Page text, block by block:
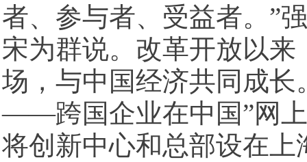
者、参与者、受益者。”
宋为群说。改革开放以
场，与中国经济共同成
——跨国企业在中国”网
将创新中心和总部设在